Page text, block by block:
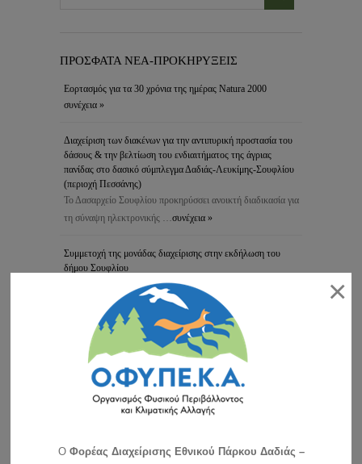
ΠΡΟΣΦΑΤΑ ΝΕΑ-ΠΡΟΚΗΡΥΞΕΙΣ
Εορτασμός για τα 30 χρόνια της ημέρας Natura 2000
συνέχεια »
Διαχείριση των διακένων για την αντιπυρική προστασία του
δάσους & την βελτίωση του ενδιαιτήματος της άγριας
πανίδας στο δασικό σύμπλεγμα Δαδιάς-Λευκίμης-Σουφλίου
(περιοχή Πεσσάνης)
Το Δασαρχείο Σουφλίου προκηρύσσει ανοικτή διαδικασία για
τη σύναψη ηλεκτρονικής …συνέχεια »
Συμμετοχή της μονάδας διαχείρισης στην εκδήλωση του
δήμου Σουφλίου
Η Μονάδα Διαχείρισης Εθνικών Πάρκων Δέλτα Έβρου,
Δαδιάς και Προστατευόμενων …
συνέχεια »
Ανακοίνωση για τη λειτουργία του Κέντρου Ενημέρωσης –
Κυριακές και αργίες
Αγαπητοί φίλοι του Εθνικού Πάρκου: Σας ανακοινώνουμε ότι
το Κέντρο …συνέχεια »
×
O Φορέας Διαχείρισης Εθνικού Πάρκου Δαδιάς –